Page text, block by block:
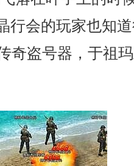
行会的玩家也知
奇盗号器，于祖